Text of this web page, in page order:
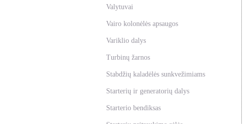
Valytuvai
Vairo kolonėlės apsaugos
Variklio dalys
Turbinų žarnos
Stabdžių kaladėlės sunkvežimiams
Starterių ir generatorių dalys
Starterio bendiksas